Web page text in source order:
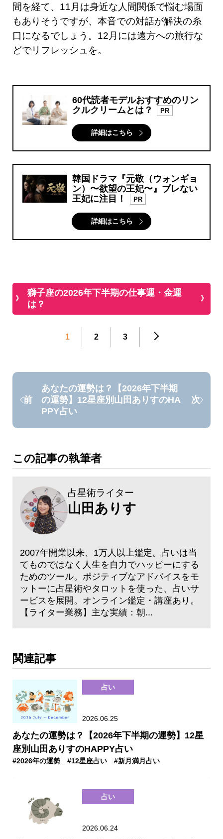
間を経て、11月は身近な人間関係で悩む場面
もありそうですが、本音での対話が解決の糸
口になるでしょう。12月には遠方への旅行な
どでリフレッシュを。
60代読者モデルおすすめのリン
クルクリームとは？
PR
詳細はこちら
韓国ドラマ『元敬（ウォンギョ
ン）〜欲望の王妃〜』ブレない
王妃に注目！
PR
詳細はこちら
獅子座の2026年下半期の仕事運・金運
は？
1 2 3
前
あなたの運勢は？【2026年下半期
の運勢】12星座別山田ありすのHA
PPY占い
次
この記事の執筆者
占星術ライター
山田ありす
2007年開業以来、1万人以上鑑定。占いは当
てものではなく人生を自力でハッピーにする
ためのツール。ポジティブなアドバイスをモ
ットーに占星術やタロットを使った、占いサ
ービスを展開。オンライン鑑定・講座あり。
【ライター業務】主な実績：朝...
関連記事
占い
2026.06.25
あなたの運勢は？【2026年下半期の運勢】12星
座別山田ありすのHAPPY占い
#2026年の運勢 #12星座占い #新月満月占い
占い
2026.06.24